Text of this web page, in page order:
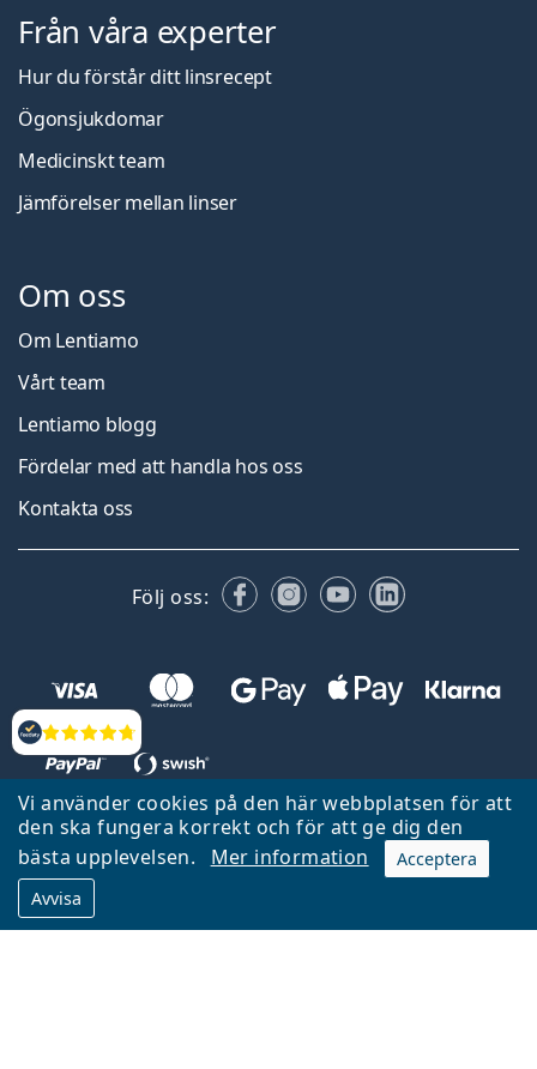
Vi använder cookies på den här webbplatsen för att
den ska fungera korrekt och för att ge dig den
bästa upplevelsen.
Mer information
Acceptera
Avvisa
Recensioner
Från våra experter
Hur du förstår ditt linsrecept
Ögonsjukdomar
Medicinskt team
Jämförelser mellan linser
Om oss
Om Lentiamo
Vårt team
Lentiamo blogg
Fördelar med att handla hos oss
Kontakta oss
Följ oss: FacebookInstagram
YouTubeLinkedIn
Tillbaka till startsidan
Gå upp
Lentiamo.se ägs och drivs av Lentiamo s.r.o., Tjeckien